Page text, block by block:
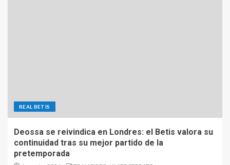
REAL BETIS
Deossa se reivindica en Londres: el Betis valora su
continuidad tras su mejor partido de la
pretemporada